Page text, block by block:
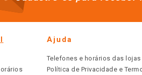
Ajuda
Telefones e horários das
Política de Privacidade e